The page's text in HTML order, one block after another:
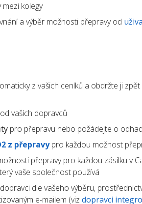
kolegy
a výběr možnosti přepravy od
z vašich ceníků a obdržte ji
od vašich dopravců
pro přepravu nebo požádejte o
z přepravypro každou možnost
přepravy pro každou zásilku v
vaše společnost používá
dopravci dle vašeho výběru,
e-mailem (viz dopravci